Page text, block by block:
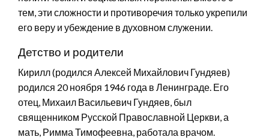
тем, эти сложности и противоречия только укрепили
его веру и убеждение в духовном служении.
Детство и родители
Кирилл (родился Алексей Михайлович Гундяев)
родился 20 ноября 1946 года в Ленинграде. Его
отец, Михаил Васильевич Гундяев, был
священником Русской Православной Церкви, а
мать, Римма Тимофеевна, работала врачом.